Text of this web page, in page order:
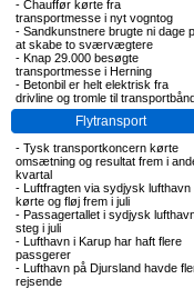
- Chauffør kørte fra
transportmesse i nyt vogntog
- Sandkunstnere brugte ni dage
at skabe to sværvægtere
- Knap 29.000 besøgte
transportmesse i Herning
- Betonbil er helt elektrisk fra
drivline og tromle til
Flytransport
- Tysk transportkoncern kørte
omsætning og resultat frem i
kvartal
- Luftfragten via sydjysk lufthavn
kørte og fløj frem i juli
- Passagertallet i sydjysk
steg i juli
- Lufthavn i Karup har haft flere
passgerer
- Lufthavn på Djursland havde
rejsende